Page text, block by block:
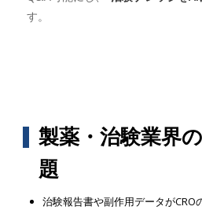
す。
製薬・治験業界
題
治験報告書や副作用データがCRO